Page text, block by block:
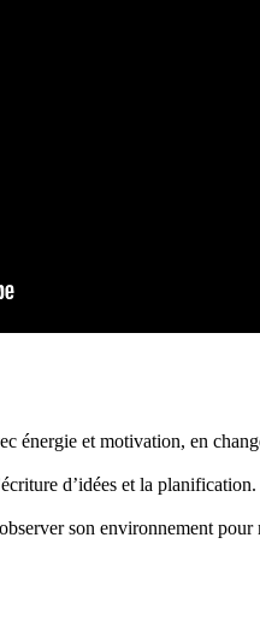
énergie et motivation, en
d’idées et la
son environnement